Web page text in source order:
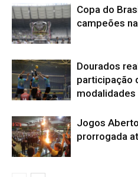
Copa do
campeões
Dourados
participação
modalidades
Jogos
prorrogada